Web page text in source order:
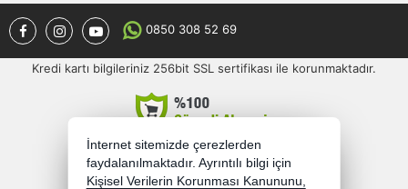
0850 308 52 69
Kredi kartı bilgileriniz 256bit SSL sertifikası ile korunmaktadır.
İnternet sitemizde çerezlerden
faydalanılmaktadır. Ayrıntılı bilgi için
Kişisel Verilerin Korunması Kanununu,